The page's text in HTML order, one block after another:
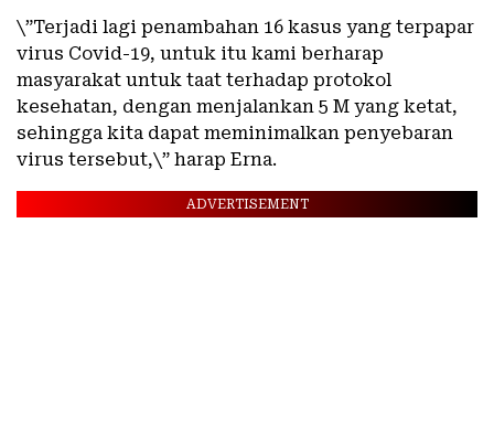
\”Terjadi lagi penambahan 16 kasus yang terpapar
virus Covid-19, untuk itu kami berharap
masyarakat untuk taat terhadap protokol
kesehatan, dengan menjalankan 5 M yang ketat,
sehingga kita dapat meminimalkan penyebaran
virus tersebut,\” harap Erna.
ADVERTISEMENT